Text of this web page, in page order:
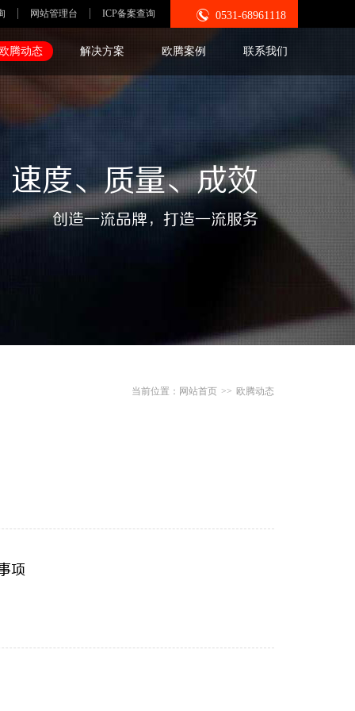
ICP备案查询
网站管理台  0531-68961118
速度、质量、成效
创造一流品牌，打造一流服务
欧腾动态 解决方案 欧腾案例 联系我们
网站首页 >> 欧腾动态
项